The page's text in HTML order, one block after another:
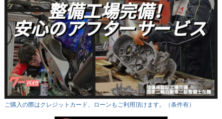
ご購入の際はクレジットカード、ローンもご利用頂けます。（条件有）